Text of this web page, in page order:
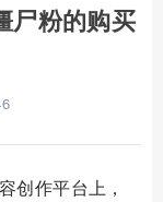
尸粉的购买
创作平台上，